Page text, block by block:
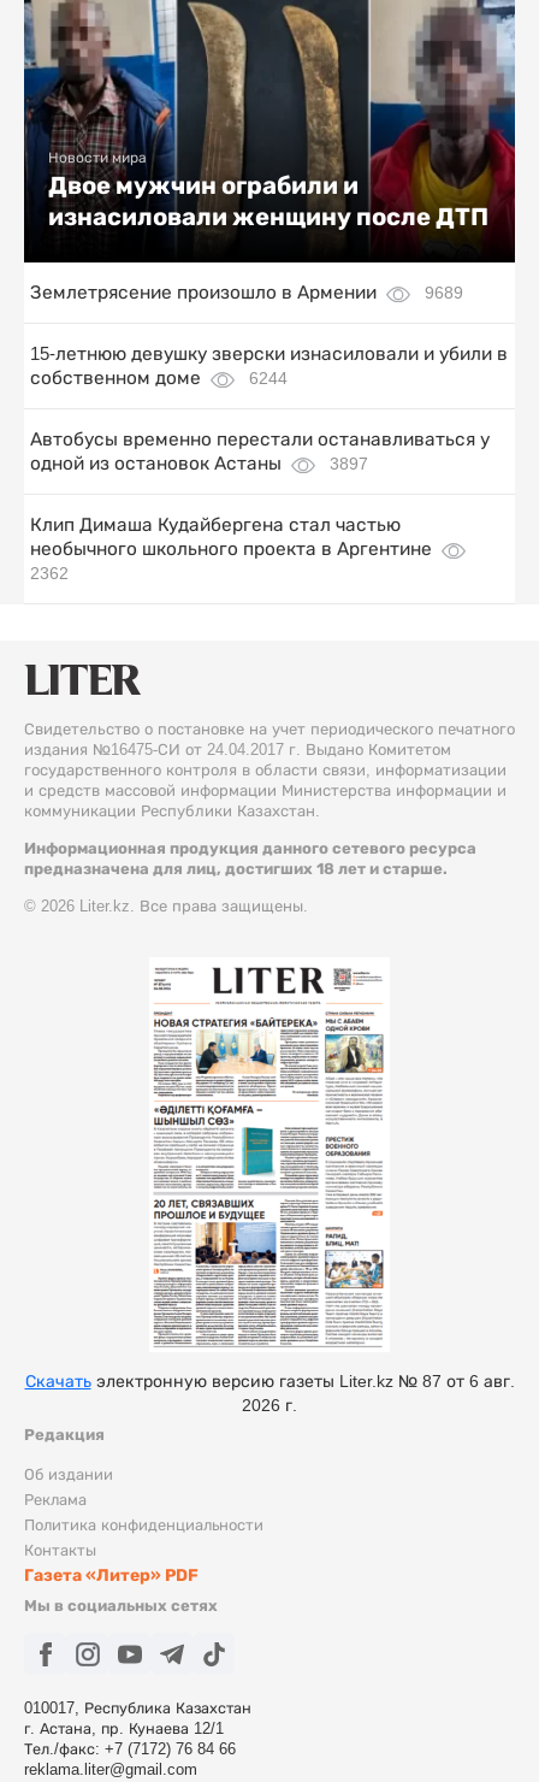
Новости мира
Двое мужчин ограбили и
изнасиловали женщину после ДТП
Землетрясение произошло в Армении 9689
15-летнюю девушку зверски изнасиловали и убили в
собственном доме
6244
Автобусы временно перестали останавливаться у
одной из остановок Астаны
3897
Клип Димаша Кудайбергена стал частью
необычного школьного проекта в Аргентине
2362
Свидетельство о постановке на учет периодического печатного
издания №16475-СИ от 24.04.2017 г. Выдано Комитетом
государственного контроля в области связи, информатизации
и средств массовой информации Министерства информации и
коммуникации Республики Казахстан.
Информационная продукция данного сетевого ресурса
предназначена для лиц, достигших 18 лет и старше.
© 2026 Liter.kz. Все права защищены.
Редакция
Об издании
Реклама
Политика конфиденциальности
Контакты
Газета «Литер» PDF
Мы в социальных сетях
010017, Республика Казахстан
г. Астана, пр. Кунаева 12/1
Тел./факс: +7 (7172) 76 84 66
reklama.liter@gmail.com
Скачатьэлектронную версию газеты Liter.kz № 87 от 6 авг.
2026 г.